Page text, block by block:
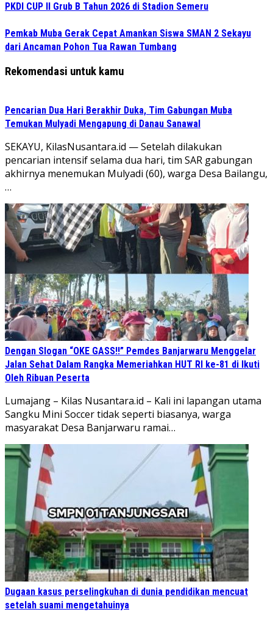
PKDI CUP II Grub B Tahun 2026 di Stadion Semeru
Pemkab Muba Gerak Cepat Amankan Siswa SMAN 2 Sekayu
dari Ancaman Pohon Tua Rawan Tumbang
Rekomendasi untuk kamu
Pencarian Dua Hari Berakhir Duka, Tim Gabungan Muba
Temukan Mulyadi Mengapung di Danau Sanawal
SEKAYU, KilasNusantara.id — Setelah dilakukan
pencarian intensif selama dua hari, tim SAR gabungan
akhirnya menemukan Mulyadi (60), warga Desa Bailangu,
…
Dengan Slogan “OKE GASS!!” Pemdes Banjarwaru Menggelar
Jalan Sehat Dalam Rangka Memeriahkan HUT RI ke-81 di Ikuti
Oleh Ribuan Peserta
Lumajang – Kilas Nusantara.id – Kali ini lapangan utama
Sangku Mini Soccer tidak seperti biasanya, warga
masyarakat Desa Banjarwaru ramai…
Dugaan kasus perselingkuhan di dunia pendidikan mencuat
setelah suami mengetahuinya